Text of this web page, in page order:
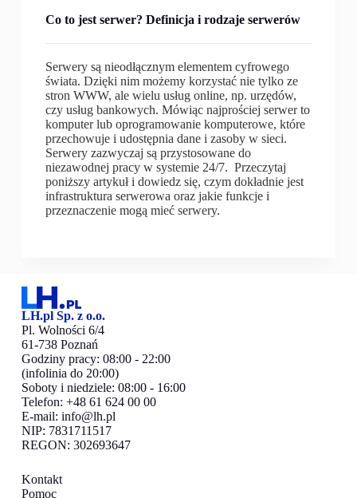
Co to jest serwer? Definicja i rodzaje serwerów
Serwery są nieodłącznym elementem cyfrowego
świata. Dzięki nim możemy korzystać nie tylko ze
stron WWW, ale wielu usług online, np. urzędów,
czy usług bankowych. Mówiąc najprościej serwer to
komputer lub oprogramowanie komputerowe, które
przechowuje i udostępnia dane i zasoby w sieci.
Serwery zazwyczaj są przystosowane do
niezawodnej pracy w systemie 24/7. Przeczytaj
poniższy artykuł i dowiedz się, czym dokładnie jest
infrastruktura serwerowa oraz jakie funkcje i
przeznaczenie mogą mieć serwery.
LH.pl Sp. z o.o.
Pl. Wolności 6/4
61-738 Poznań
Godziny pracy: 08:00 - 22:00
(infolinia do 20:00)
Soboty i niedziele: 08:00 - 16:00
Telefon: +48 61 624 00 00
E-mail: info@lh.pl
NIP: 7831711517
REGON: 302693647
Kontakt
Pomoc